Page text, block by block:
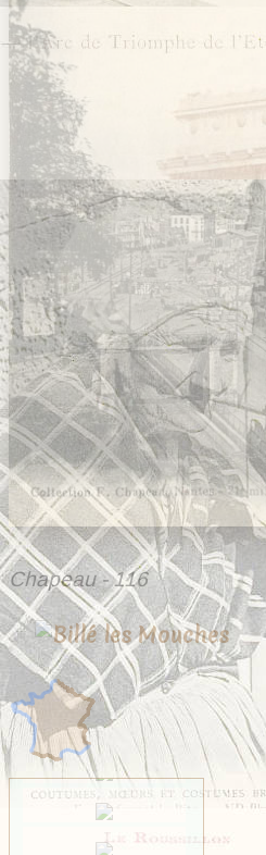
Chapeau - 116